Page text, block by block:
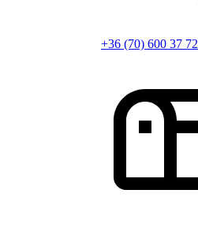
+36 (70) 600 37 72